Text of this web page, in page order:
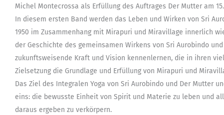
Michel Montecrossa als Erfüllung des Auftrages Der Mutter am
In diesem ersten Band werden das Leben und Wirken von Sri
1950 im Zusammenhang mit Mirapuri und Miravillage innerlich
der Geschichte des gemeinsamen Wirkens von Sri Aurobindo
zukunftsweisende Kraft und Vision kennenlernen, die in ihren
Zielsetzung die Grundlage und Erfüllung von Mirapuri und
Das Ziel des Integralen Yoga von Sri Aurobindo und Der Mutter
eins: die bewusste Einheit von Spirit und Materie zu leben und
daraus ergeben zu verkörpern.